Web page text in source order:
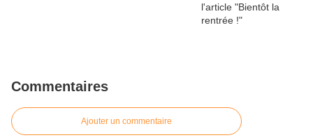
Commentaires
Ajouter un commentaire